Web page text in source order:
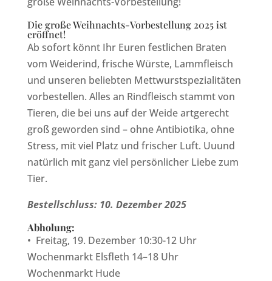
Die große Weihnachts-Vorbestellung 2025 ist
eröffnet!
Ab sofort könnt Ihr Euren festlichen Braten
vom Weiderind, frische Würste, Lammfleisch
und unseren beliebten Mettwurstspezialitäten
vorbestellen. Alles an Rindfleisch stammt von
Tieren, die bei uns auf der Weide artgerecht
groß geworden sind – ohne Antibiotika, ohne
Stress, mit viel Platz und frischer Luft. Uuund
natürlich mit ganz viel persönlicher Liebe zum
Tier.
Bestellschluss: 10. Dezember 2025
Abholung:
• Freitag, 19. Dezember 10:30-12 Uhr
Wochenmarkt Elsfleth 14–18 Uhr
Wochenmarkt Hude